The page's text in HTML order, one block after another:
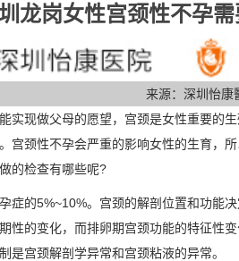
龙岗女性宫颈性不孕需
来源：深圳怡康
现做父母的愿望，宫颈是女性重要的生
宫颈性不孕会严重的影响女性的生育，
的检查有哪些呢?
的5%~10%。宫颈的解剖位置和功能
性的变化，而排卵期宫颈功能的特征性
是宫颈解剖学异常和宫颈粘液的异常。